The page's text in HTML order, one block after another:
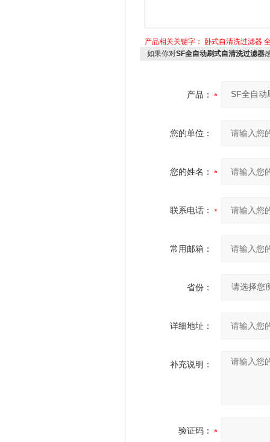
产品相关关键字： 卧式自清洗过滤器
如果你对SF全自动刷式自清洗过滤器
产品：
您的单位：
您的姓名：
联系电话：
常用邮箱：
省份：
详细地址：
补充说明：
验证码：